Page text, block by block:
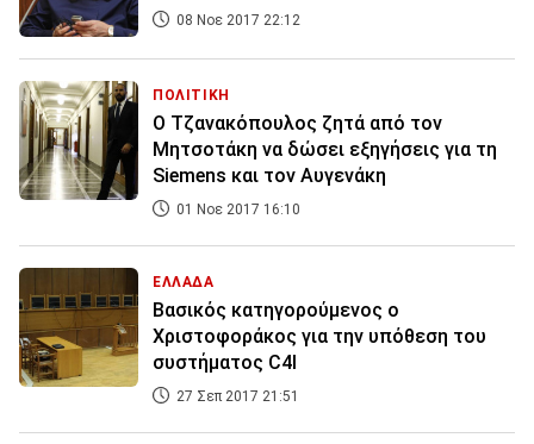
08 Νοε 2017 22:12
ΠΟΛΙΤΙΚΗ
Ο Τζανακόπουλος ζητά από τον
Μητσοτάκη να δώσει εξηγήσεις για τη
Siemens και τον Αυγενάκη
01 Νοε 2017 16:10
ΕΛΛΑΔΑ
Βασικός κατηγορούμενος ο
Χριστοφοράκος για την υπόθεση του
συστήματος C4I
27 Σεπ 2017 21:51